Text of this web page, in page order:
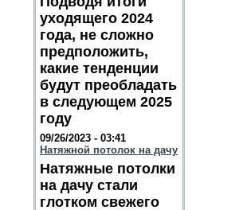
уходящего 2024
года, не сложно
предположить,
какие тенденции
будут преобладать
в следующем 2025
году
09/26/2023 - 03:41
Натяжной потолок на дачу
Натяжные потолки
на дачу стали
глотком свежего